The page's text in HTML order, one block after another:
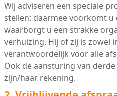
Wij adviseren een speciale
stellen: daarmee voorkomt
waarborgt u een strakke
verhuizing. Hij of zij is zowel
verantwoordelijk voor alle
Ook de aansturing van
zijn/haar rekening.